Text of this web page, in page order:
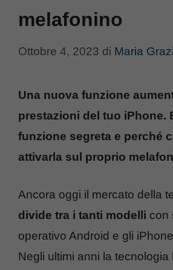
melafonino
Ottobre 4, 2023 di Maria
Una nuova funzione
prestazioni del tuo iPhone.
funzione segreta e perché
attivarla sul proprio
Ancora oggi il mercato della
divide tra i tanti modelli con
operativo Android e gli
Negli ultimi anni la tecnologia